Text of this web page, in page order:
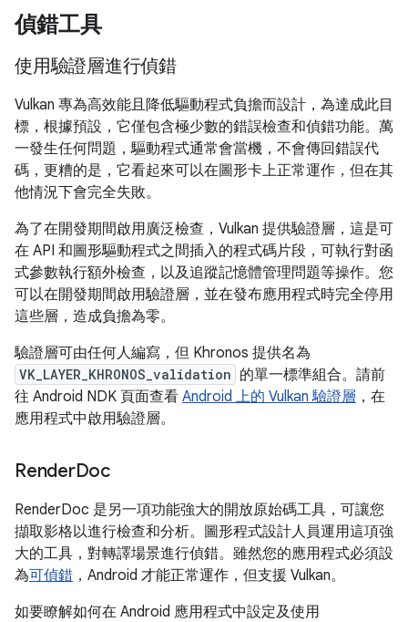
偵錯工具
使用驗證層進行偵錯
Vulkan 專為高效能且降低驅動程式負擔而設計，為達成此目
標，根據預設，它僅包含極少數的錯誤檢查和偵錯功能。萬
一發生任何問題，驅動程式通常會當機，不會傳回錯誤代
碼，更糟的是，它看起來可以在圖形卡上正常運作，但在其
他情況下會完全失敗。
為了在開發期間啟用廣泛檢查，Vulkan 提供驗證層，這是可
在 API 和圖形驅動程式之間插入的程式碼片段，可執行對函
式參數執行額外檢查，以及追蹤記憶體管理問題等操作。您
可以在開發期間啟用驗證層，並在發布應用程式時完全停用
這些層，造成負擔為零。
驗證層可由任何人編寫，但 Khronos 提供名為
VK_LAYER_KHRONOS_validation 的單一標準組合。請前
往 Android NDK 頁面查看 Android 上的 Vulkan 驗證層 ，在
應用程式中啟用驗證層。
RenderDoc
RenderDoc 是另一項功能強大的開放原始碼工具，可讓您
擷取影格以進行檢查和分析。圖形程式設計人員運用這項強
大的工具，對轉譯場景進行偵錯。雖然您的應用程式必須設
為可偵錯 ，Android 才能正常運作，但支援 Vulkan。
如要瞭解如何在 Android 應用程式中設定及使用